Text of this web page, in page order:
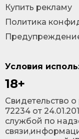
Условия
18+
Cвидетельство
72234 от
службой по
Купить рекламу
Политика